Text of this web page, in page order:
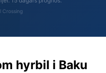
Crossing
hyrbil i Baku